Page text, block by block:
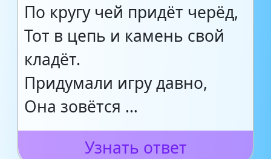
По кругу чей придёт черёд,
Тот в цепь и камень свой
кладёт.
Придумали игру давно,
Она зовётся …
Узнать ответ